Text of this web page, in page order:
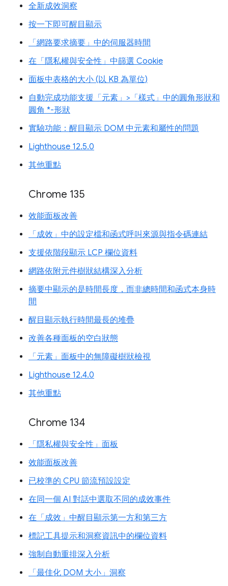
全新成效洞察
按一下即可醒目顯示
「網路要求摘要」中的伺服器時間
在「隱私權與安全性」中篩選 Cookie
面板中表格的大小 (以 KB 為單位)
自動完成功能支援「元素」>「樣式」中的圓角形狀和
圓角 *-形狀
實驗功能：醒目顯示 DOM 中元素和屬性的問題
Lighthouse 12.5.0
其他重點
Chrome 135
效能面板改善
「成效」中的設定檔和函式呼叫來源與指令碼連結
支援依階段顯示 LCP 欄位資料
網路依附元件樹狀結構深入分析
摘要中顯示的是時間長度，而非總時間和函式本身時
間
醒目顯示執行時間最長的堆疊
改善各種面板的空白狀態
「元素」面板中的無障礙樹狀檢視
Lighthouse 12.4.0
其他重點
Chrome 134
「隱私權與安全性」面板
效能面板改善
已校準的 CPU 節流預設設定
在同一個 AI 對話中選取不同的成效事件
在「成效」中醒目顯示第一方和第三方
標記工具提示和洞察資訊中的欄位資料
強制自動重排深入分析
「最佳化 DOM 大小」洞察